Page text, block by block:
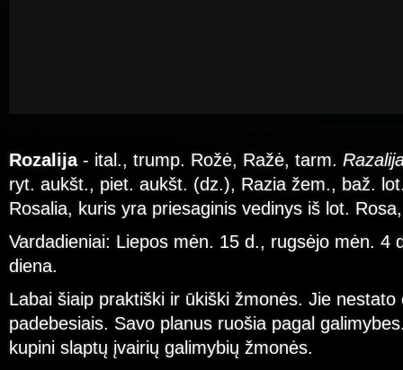
Rozalija - ital., trump. Rožė, Ražė, tarm.
ryt. aukšt., piet. aukšt. (dz.), Razia žem., baž.
Rosalia, kuris yra priesaginis vedinys iš lot.
Vardadieniai: Liepos mėn. 15 d., rugsėjo mėn. 4
diena.
Labai šiaip praktiški ir ūkiški žmonės. Jie nestato
padebesiais. Savo planus ruošia pagal
kupini slaptų įvairių galimybių žmonės.